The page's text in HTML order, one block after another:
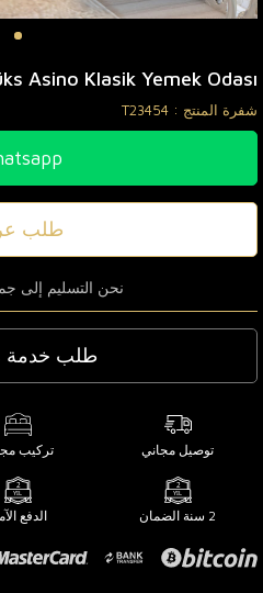
Asino Klasik Yemek Odası
شفرة المنتج : T23454
طلب
نحن التسليم إلى
طلب خدمة
توصيل مجاني تركيب
2 سنة الضمان الدفع